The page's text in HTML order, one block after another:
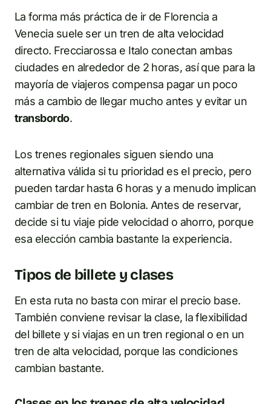
La forma más práctica de ir de Florencia a
Venecia suele ser un tren de alta velocidad
directo. Frecciarossa e Italo conectan ambas
ciudades en alrededor de 2 horas, así que para la
mayoría de viajeros compensa pagar un poco
más a cambio de llegar mucho antes y evitar un
transbordo.
Los trenes regionales siguen siendo una
alternativa válida si tu prioridad es el precio, pero
pueden tardar hasta 6 horas y a menudo implican
cambiar de tren en Bolonia. Antes de reservar,
decide si tu viaje pide velocidad o ahorro, porque
esa elección cambia bastante la experiencia.
Tipos de billete y clases
En esta ruta no basta con mirar el precio base.
También conviene revisar la clase, la flexibilidad
del billete y si viajas en un tren regional o en un
tren de alta velocidad, porque las condiciones
cambian bastante.